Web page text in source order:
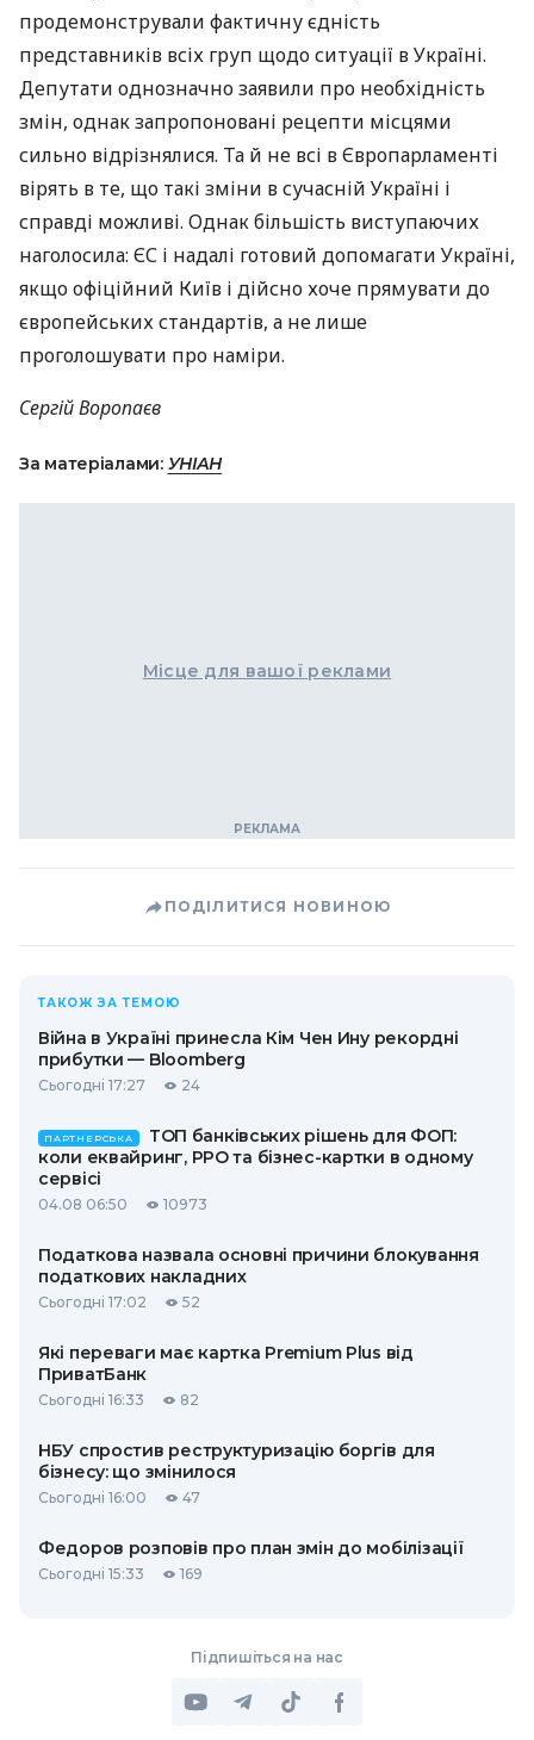
продемонстрували фактичну єдність
представників всіх груп щодо ситуації в Україні.
Депутати однозначно заявили про необхідність
змін, однак запропоновані рецепти місцями
сильно відрізнялися. Та й не всі в Європарламенті
вірять в те, що такі зміни в сучасній Україні і
справді можливі. Однак більшість виступаючих
наголосила: ЄС і надалі готовий допомагати Україні,
якщо офіційний Київ і дійсно хоче прямувати до
європейських стандартів, а не лише
проголошувати про наміри.
Сергій Воропаєв
За матеріалами: УНІАН
Місце для вашої реклами
ПОДІЛИТИСЯ НОВИНОЮ
ТАКОЖ ЗА ТЕМОЮ
Війна в Україні принесла Кім Чен Ину рекордні
прибутки — Bloomberg
Сьогодні 17:27 24
ПАРТНЕРСЬКА
ТОП банківських рішень для ФОП:
коли еквайринг, РРО та бізнес-картки в одному
сервісі
04.08 06:50 10973
Податкова назвала основні причини блокування
податкових накладних
Сьогодні 17:02 52
Які переваги має картка Premium Plus від
ПриватБанк
Сьогодні 16:33 82
НБУ спростив реструктуризацію боргів для
бізнесу: що змінилося
Сьогодні 16:00 47
Федоров розповів про план змін до мобілізації
Сьогодні 15:33 169
Підпишіться на нас